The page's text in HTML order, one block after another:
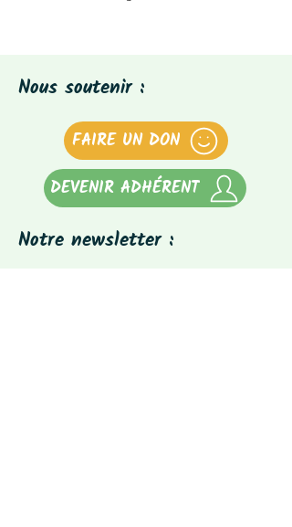
Nous soutenir :
FAIRE UN DON
DEVENIR ADHÉRENT
Notre newsletter :